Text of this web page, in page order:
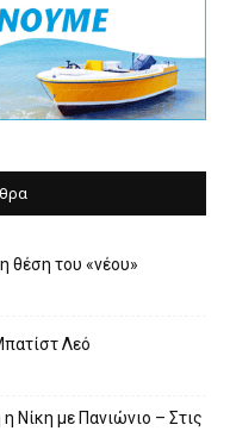
θέση του «νέου»
Λεό
Νίκη με Πανιώνιο – Στις